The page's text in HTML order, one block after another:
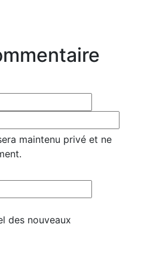
maintenu privé et ne
des nouveaux